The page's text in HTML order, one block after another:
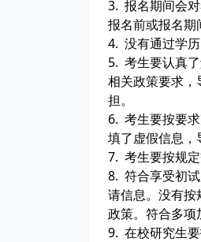
3. 报名期间会
报名前或报名期
4. 没有通过学
5. 考生要认真
相关政策要求
担。
6. 考生要按要
填了虚假信息，
7. 考生要按规定
8. 符合享受初
请信息。没有
政策。符合多项
9. 在校研究生